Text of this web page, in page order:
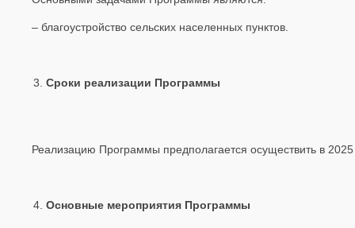
– благоустройство сельских населенных пунктов.
Сроки реализации Программы
Реализацию Программы предполагается осуществить в 2025
Основные мероприятия Программы